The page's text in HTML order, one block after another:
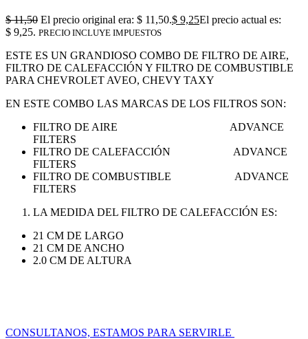
$11,50 El precio original era: $ 11,50.$ 9,25El precio actual es:
$ 9,25. PRECIO INCLUYE IMPUESTOS
ESTE ES UN GRANDIOSO COMBO DE FILTRO DE AIRE,
FILTRO DE CALEFACCIÓN Y FILTRO DE COMBUSTIBLE
PARA CHEVROLET AVEO, CHEVY TAXY
EN ESTE COMBO LAS MARCAS DE LOS FILTROS SON:
FILTRO DE AIRE ADVANCE
FILTERS
FILTRO DE CALEFACCIÓN ADVANCE
FILTERS
FILTRO DE COMBUSTIBLE ADVANCE
FILTERS
LA MEDIDA DEL FILTRO DE CALEFACCIÓN ES:
21 CM DE LARGO
21 CM DE ANCHO
2.0 CM DE ALTURA
CONSULTANOS, ESTAMOS PARA SERVIRLE